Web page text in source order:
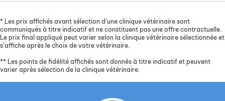
* Les prix affichés avant sélection d’une clinique vétérinaire sont
communiqués à titre indicatif et ne constituent pas une offre contractuelle.
Le prix final appliqué peut varier selon la clinique vétérinaire sélectionnée et
s’affiche après le choix de votre vétérinaire.
** Les points de fidélité affichés sont donnés à titre indicatif et peuvent
varier après sélection de la clinique vétérinaire.